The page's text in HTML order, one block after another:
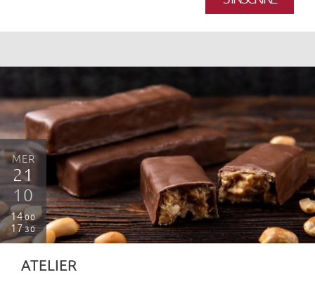
MER
21
10
1400
1730
ATELIER